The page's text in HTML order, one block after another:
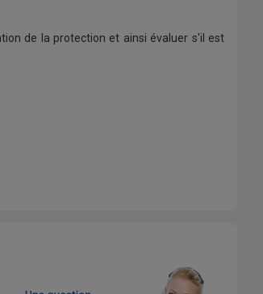
de la protection et ainsi évaluer s'il est